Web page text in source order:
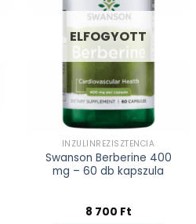
ELFOGYOTT
INZULINREZISZTENCIA
Swanson Berberine 400
mg – 60 db kapszula
8 700 Ft